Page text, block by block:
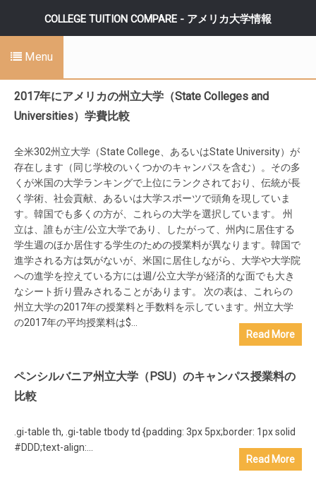
COLLEGE TUITION COMPARE - アメリカ大学情報
Menu
2017年にアメリカの州立大学（State Colleges and
Universities）学費比較
全米302州立大学（State College、あるいはState University）が
存在します（同じ学校のいくつかのキャンパスを含む）。その多
くが米国の大学ランキングで上位にランクされており、伝統が長
く学術、社会貢献、あるいは大学スポーツで頭角を現していま
す。韓国でも多くの方が、これらの大学を選択しています。 州
立は、誰もが主/公立大学であり、したがって、州内に居住する
学生週のほか居住する学生のための授業料が異なります。韓国で
進学される方は気がないが、米国に居住しながら、大学や大学院
への進学を控えている方には週/公立大学が経済的な面でも大き
なシート折り畳みされることがあります。 次の表は、これらの
州立大学の2017年の授業料と手数料を示しています。州立大学
の2017年の平均授業料は$...
Read More
ペンシルバニア州立大学（PSU）のキャンパス授業料の
比較
.gi-table th, .gi-table tbody td {padding: 3px 5px;border: 1px solid
#DDD;text-align:...
Read More